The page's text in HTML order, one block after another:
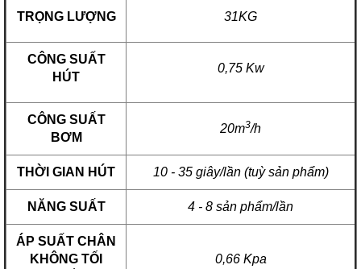
TRỌNG LƯỢNG 31KG
CÔNG SUẤT
HÚT
0,75 Kw
CÔNG SUẤT
BƠM
20m3/h
THỜI GIAN HÚT 10 - 35 giây/lần (tuỳ sản phẩm)
NĂNG SUẤT 4 - 8 sản phẩm/lần
ÁP SUẤT CHÂN
KHÔNG TỐI
0,66 Kpa